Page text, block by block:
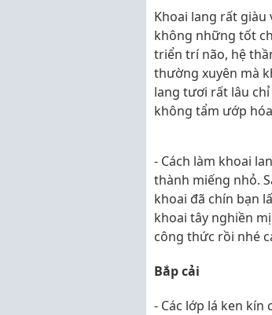
Khoai lang rất giàu
không những tốt
triển trí não, hệ
thường xuyên mà
lang tươi rất lâu
không tẩm ướp
- Cách làm khoai
thành miếng nhỏ.
khoai đã chín bạn
khoai tây nghiền
công thức rồi nhé
Bắp cải
- Các lớp lá ken